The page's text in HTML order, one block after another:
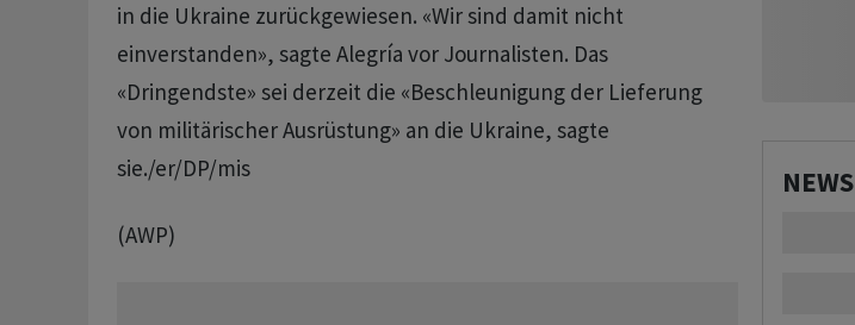
in die Ukraine zurückgewiesen. «Wir sind damit nicht
einverstanden», sagte Alegría vor Journalisten. Das
«Dringendste» sei derzeit die «Beschleunigung der Lieferung
von militärischer Ausrüstung» an die Ukraine, sagte
sie./er/DP/mis
(AWP)
NEWS